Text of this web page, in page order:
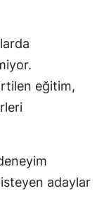
eğitim,
adaylar